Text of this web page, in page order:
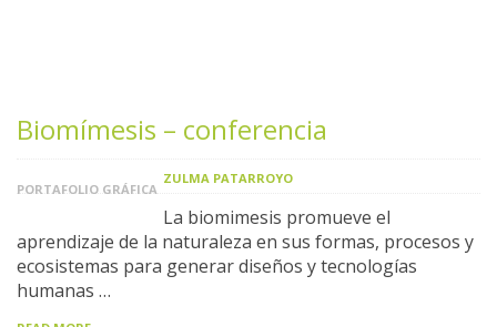
Biomímesis – conferencia
PORTAFOLIO GRÁFICA
ZULMA PATARROYO
La biomimesis promueve el
aprendizaje de la naturaleza en sus formas, procesos y
ecosistemas para generar diseños y tecnologías
humanas …